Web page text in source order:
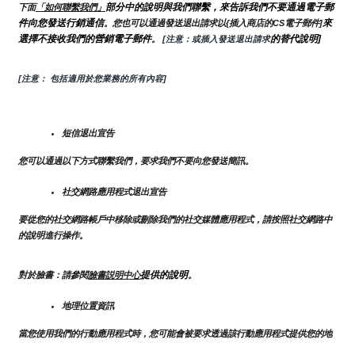
下面「如何聯繫我們」 部分中的說明與我們聯繫，來告訴我們不要通過電子郵
件向您發送行銷通信。您也可以通過發送退出請求以{插入商店的CS電子郵件]來
選擇不接收我們的營銷電子郵件。 [注意：或插入發送退出請求的替代說明]
[注意： 包括適用於您業務的所有內容]
短信退出宣告
您可以通過以下方式聯繫我們，要求我們不要向您發送簡訊。
社交網路應用程式退出宣告
要從您的社交網路帳戶中移除或刪除我們的社交媒體應用程式，請按照社交網路中
的說明進行操作。
對於臉書：請參閱臉書説明中心提供的說明。
地理位置資訊
當您使用我們的行動應用程式時，您可能會被要求透過該行動應用程式提供您的地